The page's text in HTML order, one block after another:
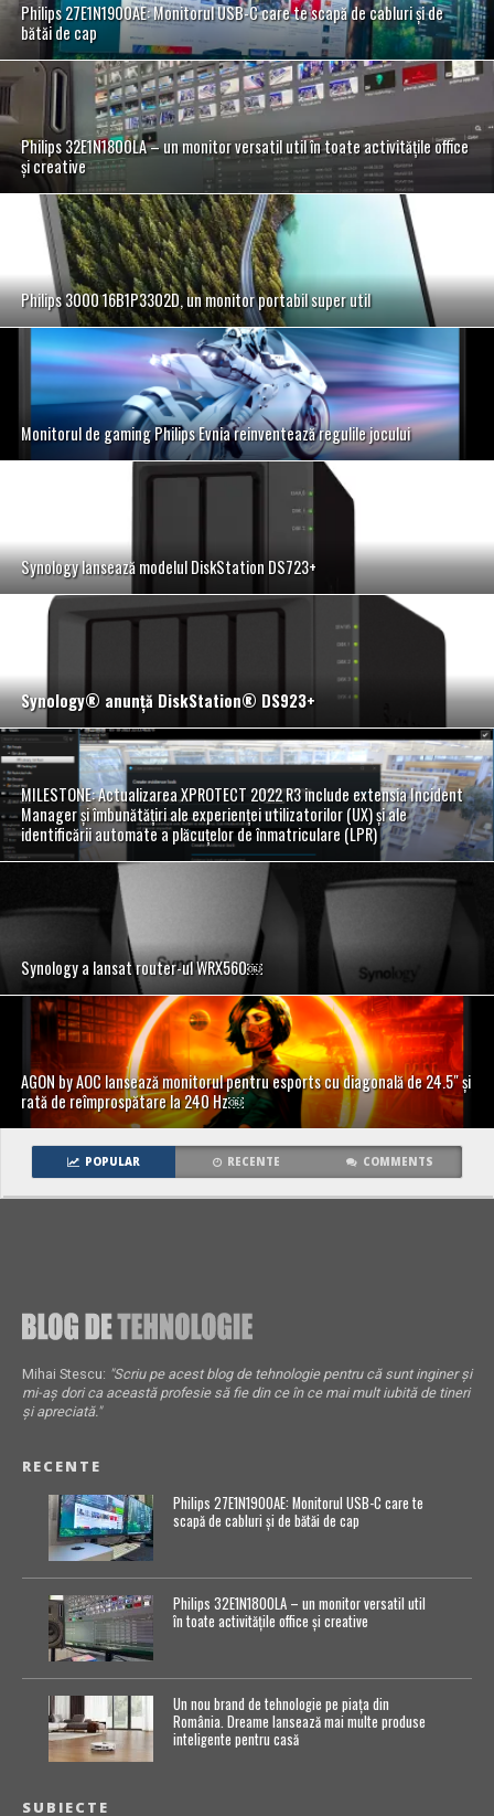
Philips 27E1N1900AE: Monitorul USB-C care te scapă de cabluri și de
bătăi de cap
Philips 32E1N1800LA – un monitor versatil util în toate activitățile office
și creative
Philips 3000 16B1P3302D, un monitor portabil super util
Monitorul de gaming Philips Evnia reinventează regulile jocului
Synology lansează modelul DiskStation DS723+
Synology® anunţă DiskStation® DS923+
MILESTONE: Actualizarea XPROTECT 2022 R3 include extensia Incident
Manager și îmbunătățiri ale experienței utilizatorilor (UX) și ale
identificării automate a plăcuțelor de înmatriculare (LPR)
Synology a lansat router-ul WRX560￼
AGON by AOC lansează monitorul pentru esports cu diagonală de 24.5″ și
rată de reîmprospătare la 240 Hz￼
POPULAR RECENTE COMMENTS
Mihai Stescu: "Scriu pe acest blog de tehnologie pentru că sunt inginer și
mi-aș dori ca această profesie să fie din ce în ce mai mult iubită de tineri
și apreciată."
RECENTE
Philips 27E1N1900AE: Monitorul USB-C care te
scapă de cabluri și de bătăi de cap
Philips 32E1N1800LA – un monitor versatil util
în toate activitățile office și creative
Un nou brand de tehnologie pe piața din
România. Dreame lansează mai multe produse
inteligente pentru casă
SUBIECTE